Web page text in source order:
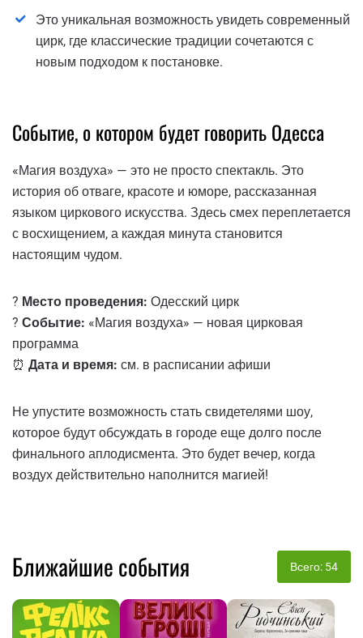
Это уникальная возможность увидеть современный
цирк, где классические традиции сочетаются с
новым подходом к постановке.
Событие, о котором будет говорить Одесса
«Магия воздуха» — это не просто спектакль. Это
история об отваге, красоте и юморе, рассказанная
языком циркового искусства. Здесь смех переплетается
с восхищением, а каждая минута становится
настоящим чудом.
? Место проведения: Одесский цирк
? Событие: «Магия воздуха» — новая цирковая
программа
⏰ Дата и время: см. в расписании афиши
Не упустите возможность стать свидетелями шоу,
которое будут обсуждать в городе еще долго после
финального аплодисмента. Это будет вечер, когда
воздух действительно наполнится магией!
Ближайшие события Всего: 54